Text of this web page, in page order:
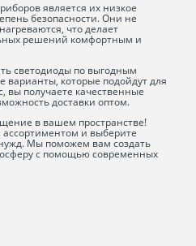
является их низкое
безопасности. Они не
что делает
решений комфортным и
светодиоды по выгодным
которые подойдут для
вы получаете качественные
доставки оптом.
в вашем пространстве!
и выберите
Мы поможем вам создать
с помощью современных